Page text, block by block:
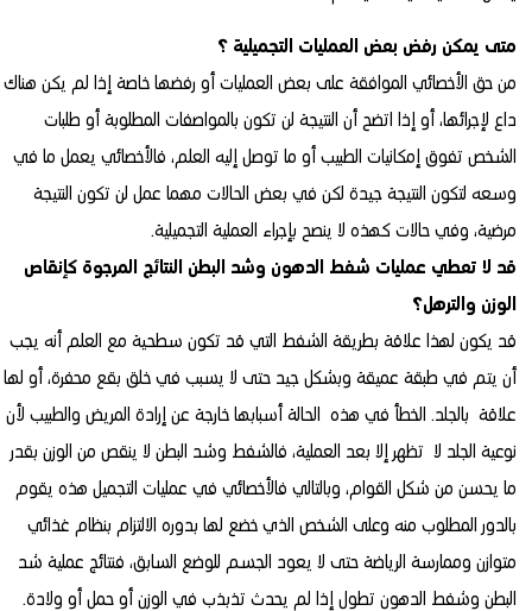
متى يمكن رفض بعض العمليات التجميلية ؟
من حق الأخصائي الموافقة على بعض العمليات أو رفضها خاصة إذا لم يكن هناك
داع لإجرائها، أو إذا اتضح أن النتيجة لن تكون بالمواصفات المطلوبة أو طلبات
الشخص تفوق إمكانيات الطبيب أو ما توصل إليه العلم، فالأخصائي يعمل ما في
وسعه لتكون النتيجة جيدة لكن في بعض الحالات مهما عمل لن تكون النتيجة
مرضية، وفي حالات كهذه لا ينصح بإجراء العملية التجميلية.
قد لا تعطي عمليات شفط الدهون وشد البطن النتائج المرجوة كإنقاص
الوزن والترهل؟
قد يكون لهذا علاقة بطريقة الشفط التي قد تكون سطحية مع العلم أنه يجب
أن يتم في طبقة عميقة وبشكل جيد حتى لا يسبب في خلق بقع محفرة، أو لها
علاقة بالجلد. الخطأ في هذه الحالة أسبابها خارجة عن إرادة المريض والطبيب لأن
نوعية الجلد لا تظهر إلا بعد العملية، فالشفط وشد البطن لا ينقص من الوزن بقدر
ما يحسن من شكل القوام، وبالتالي فالأخصائي في عمليات التجميل هذه يقوم
بالدور المطلوب منه وعلى الشخص الذي خضع لها بدوره الالتزام بنظام غذائي
متوازن وممارسة الرياضة حتى لا يعود الجسم للوضع السابق، فنتائج عملية شد
البطن وشفط الدهون تطول إذا لم يحدث تذبذب في الوزن أو حمل أو ولادة.